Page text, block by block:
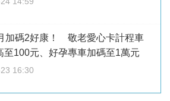
加碼2好康！ 敬老愛心卡計程車
至100元、好孕專車加碼至1萬元
16:30